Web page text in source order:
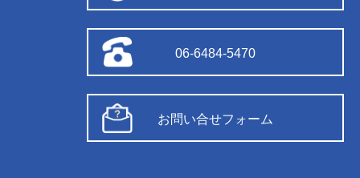
06-6484-5470
お問い合せフォーム